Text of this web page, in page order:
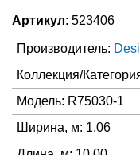
Артикул: 523406
Производитель:
Коллекция/
Модель: R75030-1
Ширина, м: 1.06